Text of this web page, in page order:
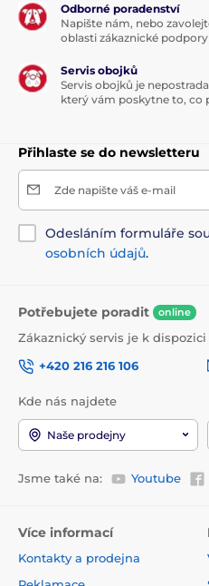
Odborné poradenství
Napište nám, nebo
oblasti zákaznické
Servis obojků
Servis obojků je
který vám poskytne to, co
Přihlaste se do newsletteru
Zde napište váš e-mail
Odesláním formuláře
osobních údajů.
Potřebujete poradit online
Zákaznický servis je k dispozici
+420 216 216 106
Kde nás najdete
Naše prodejny
Jsme také na: Youtube
Více informací
Kontakty a prodejna